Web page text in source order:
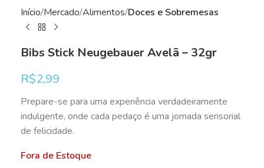
Início Mercado Alimentos Doces e Sobremesas
Bibs Stick Neugebauer Avelã – 32gr
R$2,99
Prepare-se para uma experiência verdadeiramente
indulgente, onde cada pedaço é uma jornada sensorial
de felicidade.
Fora de Estoque